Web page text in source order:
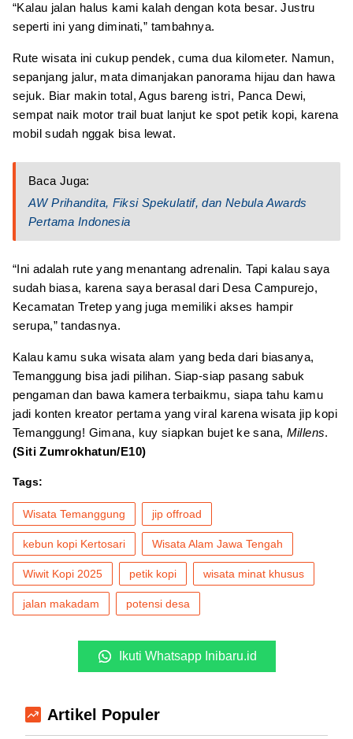
“Kalau jalan halus kami kalah dengan kota besar. Justru
seperti ini yang diminati,” tambahnya.
Rute wisata ini cukup pendek, cuma dua kilometer. Namun,
sepanjang jalur, mata dimanjakan panorama hijau dan hawa
sejuk. Biar makin total, Agus bareng istri, Panca Dewi,
sempat naik motor trail buat lanjut ke spot petik kopi, karena
mobil sudah nggak bisa lewat.
Baca Juga:
AW Prihandita, Fiksi Spekulatif, dan Nebula Awards
Pertama Indonesia
“Ini adalah rute yang menantang adrenalin. Tapi kalau saya
sudah biasa, karena saya berasal dari Desa Campurejo,
Kecamatan Tretep yang juga memiliki akses hampir
serupa,” tandasnya.
Kalau kamu suka wisata alam yang beda dari biasanya,
Temanggung bisa jadi pilihan. Siap-siap pasang sabuk
pengaman dan bawa kamera terbaikmu, siapa tahu kamu
jadi konten kreator pertama yang viral karena wisata jip kopi
Temanggung! Gimana, kuy siapkan bujet ke sana, Millens.
(Siti Zumrokhatun/E10)
Tags:
Wisata Temanggung jip offroad
kebun kopi Kertosari Wisata Alam Jawa Tengah
Wiwit Kopi 2025 petik kopi wisata minat khusus
jalan makadam potensi desa
Ikuti Whatsapp Inibaru.id
Artikel Populer